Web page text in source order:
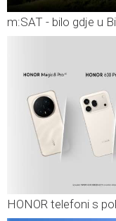
m:SAT - bilo gdje u
HONOR telefoni s